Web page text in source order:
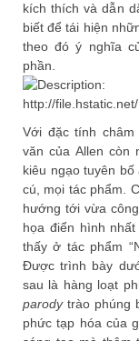
kích thích và dẫn
biết để tái hiện
theo đó ý nghĩa
phần.
Với đặc tính châm
văn của Allen còn
kiêu ngạo tuyên
cú, mọi tác phẩm.
hướng tới vừa
họa điển hình
thấy ở tác phẩm
Được trình bày
sau là hàng loạt
parodytrào phúng
phức tạp hóa của